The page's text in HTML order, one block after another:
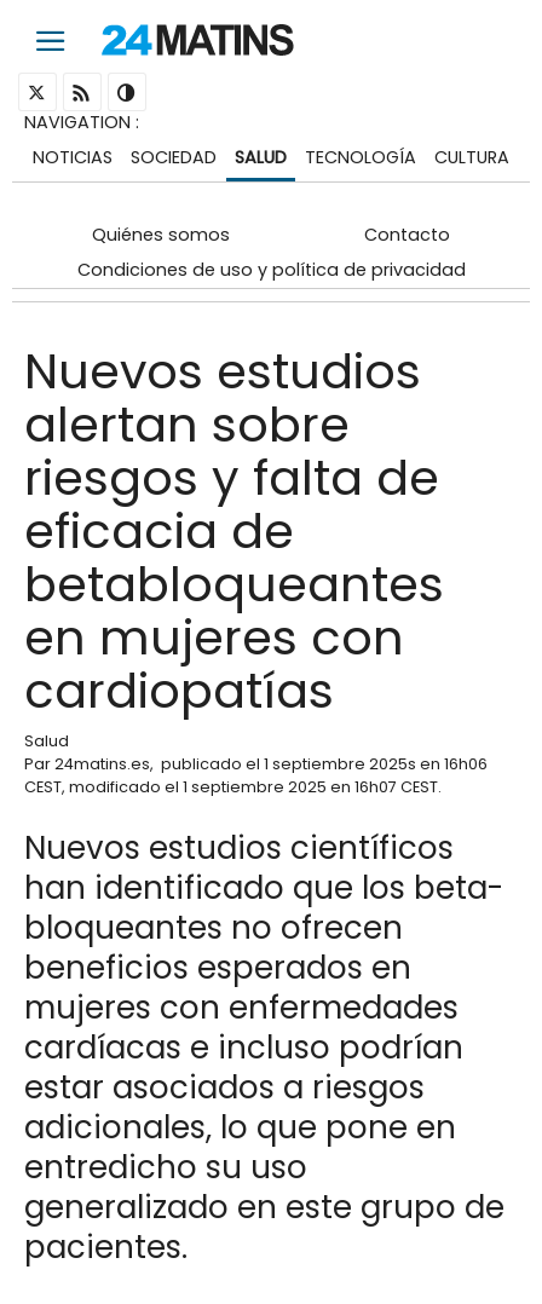
NAVIGATION :
NOTICIAS
SOCIEDAD SALUD TECNOLOGÍA CULTURA
Quiénes somos
Contacto
Condiciones de uso y política de privacidad
Nuevos estudios
alertan sobre
riesgos y falta de
eficacia de
betabloqueantes
en mujeres con
cardiopatías
Salud
Par24matins.es, publicado el 1 septiembre 2025s en 16h06
CEST, modificado el 1 septiembre 2025 en 16h07 CEST.
Nuevos estudios científicos
han identificado que los beta-
bloqueantes no ofrecen
beneficios esperados en
mujeres con enfermedades
cardíacas e incluso podrían
estar asociados a riesgos
adicionales, lo que pone en
entredicho su uso
generalizado en este grupo de
pacientes.